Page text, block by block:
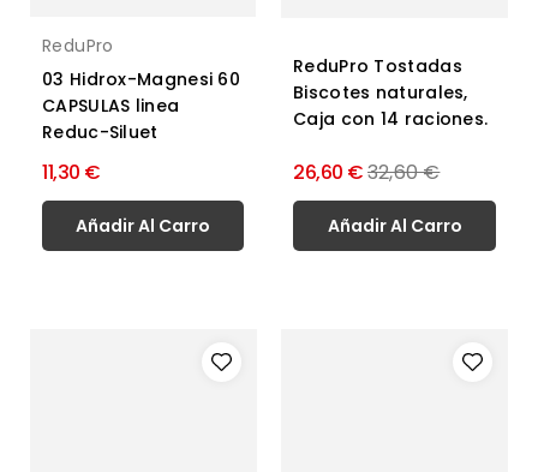
ReduPro
03 Hidrox-Magnesi 60
CAPSULAS linea
Reduc-Siluet
11,30 €
Añadir Al Carro
ReduPro Tostadas
Biscotes naturales,
Caja con 14 raciones.
26,60 €Precio
normal
32,60 €
Añadir Al Carro